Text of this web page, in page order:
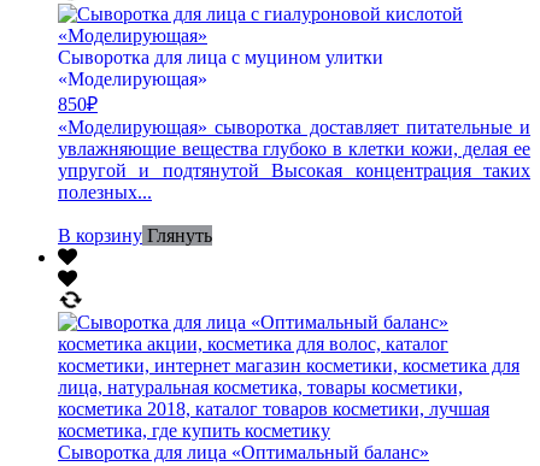
Сыворотка для лица с муцином улитки
«Моделирующая»
850₽
«Моделирующая» сыворотка доставляет питательные и
увлажняющие вещества глубоко в клетки кожи, делая ее
упругой и подтянутой Высокая концентрация таких
полезных...
В корзину Глянуть
Сыворотка для лица «Оптимальный баланс»